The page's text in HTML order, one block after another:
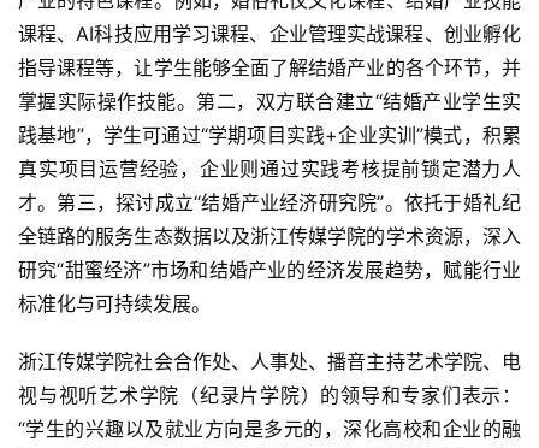
课程、AI科技应用学习课程、企业管理实战课程、创业孵化
指导课程等，让学生能够全面了解结婚产业的各个环节，并
掌握实际操作技能。第二，双方联合建立“结婚产业学生实
践基地”，学生可通过“学期项目实践+企业实训”模式，积累
真实项目运营经验，企业则通过实践考核提前锁定潜力人
才。第三，探讨成立“结婚产业经济研究院”。依托于婚礼纪
全链路的服务生态数据以及浙江传媒学院的学术资源，深入
研究“甜蜜经济”市场和结婚产业的经济发展趋势，赋能行业
标准化与可持续发展。
浙江传媒学院社会合作处、人事处、播音主持艺术学院、电
视与视听艺术学院（纪录片学院）的领导和专家们表示：
“学生的兴趣以及就业方向是多元的，深化高校和企业的融